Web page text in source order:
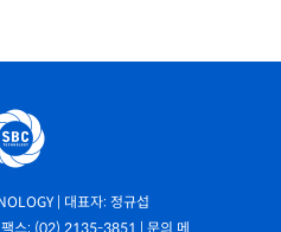
| 대표자: 정규섭
스: (02) 2135-3851 | 문의 메